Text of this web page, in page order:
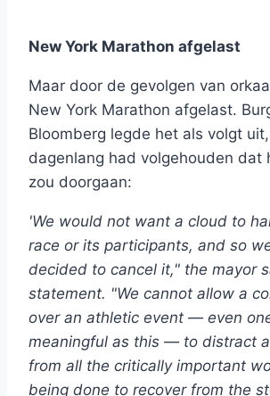
New York Marathon afgelast
Maar door de gevolgen van
New York Marathon afgelast.
Bloomberg legde het als volgt
dagenlang had volgehouden dat
zou doorgaan:
'We would not want a cloud to
race or its participants, and so
decided to cancel it," the mayor
statement. "We cannot allow a
over an athletic event — even
meaningful as this — to distract
from all the critically important
being done to recover from the